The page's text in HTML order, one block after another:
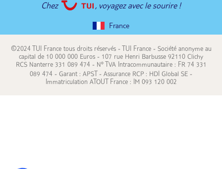
Chez , voyagez avec le sourire !
France
©2024 TUI France tous droits réservés - TUI France - Société anonyme au
capital de 10 000 000 Euros - 107 rue Henri Barbusse 92110 Clichy
RCS Nanterre 331 089 474 - N° TVA Intracommunautaire : FR 74 331
089 474 - Garant : APST - Assurance RCP : HDI Global SE -
Immatriculation ATOUT France : IM 093 120 002